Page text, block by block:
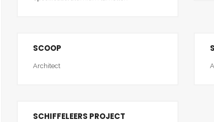
SCOOP
Architect
SCHIFFELEERS PROJECT